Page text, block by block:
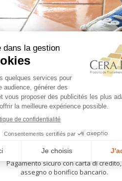
Acquista in tutta sicurezza
Pagamento sicuro con carta di credito,
assegno o bonifico bancario.